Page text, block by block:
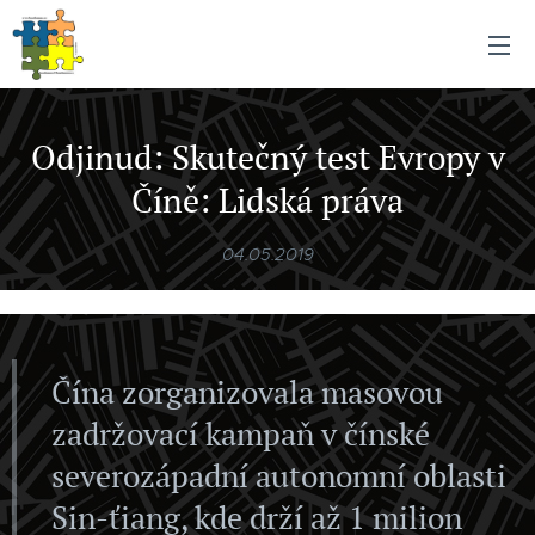
Odjinud: Skutečný test Evropy v
Číně: Lidská práva
04.05.2019
Čína zorganizovala masovou
zadržovací kampaň v čínské
severozápadní autonomní oblasti
Sin-ťiang, kde drží až 1 milion